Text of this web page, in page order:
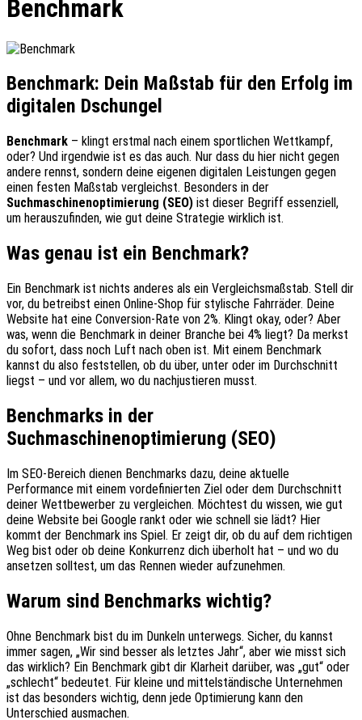
Benchmark
Benchmark: Dein Maßstab für den Erfolg im
digitalen Dschungel
Benchmark – klingt erstmal nach einem sportlichen Wettkampf,
oder? Und irgendwie ist es das auch. Nur dass du hier nicht gegen
andere rennst, sondern deine eigenen digitalen Leistungen gegen
einen festen Maßstab vergleichst. Besonders in der
Suchmaschinenoptimierung (SEO) ist dieser Begriff essenziell,
um herauszufinden, wie gut deine Strategie wirklich ist.
Was genau ist ein Benchmark?
Ein Benchmark ist nichts anderes als ein Vergleichsmaßstab. Stell dir
vor, du betreibst einen Online-Shop für stylische Fahrräder. Deine
Website hat eine Conversion-Rate von 2%. Klingt okay, oder? Aber
was, wenn die Benchmark in deiner Branche bei 4% liegt? Da merkst
du sofort, dass noch Luft nach oben ist. Mit einem Benchmark
kannst du also feststellen, ob du über, unter oder im Durchschnitt
liegst – und vor allem, wo du nachjustieren musst.
Benchmarks in der
Suchmaschinenoptimierung (SEO)
Im SEO-Bereich dienen Benchmarks dazu, deine aktuelle
Performance mit einem vordefinierten Ziel oder dem Durchschnitt
deiner Wettbewerber zu vergleichen. Möchtest du wissen, wie gut
deine Website bei Google rankt oder wie schnell sie lädt? Hier
kommt der Benchmark ins Spiel. Er zeigt dir, ob du auf dem richtigen
Weg bist oder ob deine Konkurrenz dich überholt hat – und wo du
ansetzen solltest, um das Rennen wieder aufzunehmen.
Warum sind Benchmarks wichtig?
Ohne Benchmark bist du im Dunkeln unterwegs. Sicher, du kannst
immer sagen, „Wir sind besser als letztes Jahr“, aber wie misst sich
das wirklich? Ein Benchmark gibt dir Klarheit darüber, was „gut“ oder
„schlecht“ bedeutet. Für kleine und mittelständische Unternehmen
ist das besonders wichtig, denn jede Optimierung kann den
Unterschied ausmachen.